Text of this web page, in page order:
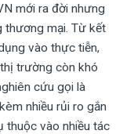
mới ra đời nhưng
thương mại. Từ kết
vào thực tiễn,
trường còn khó
cứu gọi là
nhiều rủi ro gắn
thuộc vào nhiều tác